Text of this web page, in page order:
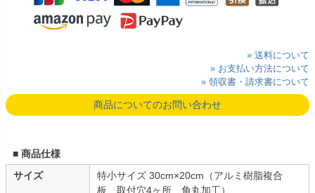
» 送料について
» お支払い方法について
» 領収書・請求書について
商品についてのお問い合わせ
■ 商品仕様
サイズ
特小サイズ 30cm×20cm（アルミ樹脂複合
板、取付穴4ヶ所、角丸加工）